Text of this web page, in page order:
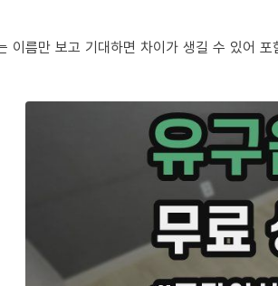
이름만 보고 기대하면 차이가 생길 수 있어